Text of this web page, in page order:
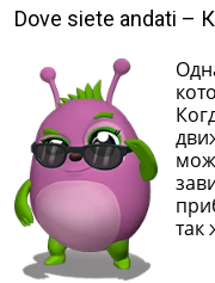
Dove siete andati –
так